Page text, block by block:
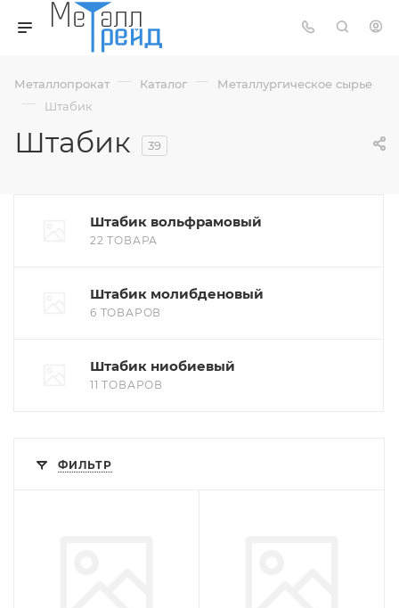
Металлопрокат — Каталог — Металлургическое сырье
— Штабик
Штабик 39
Штабик вольфрамовый
22 ТОВАРА
Штабик молибденовый
6 ТОВАРОВ
Штабик ниобиевый
11 ТОВАРОВ
ФИЛЬТР